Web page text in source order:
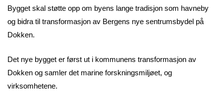
Bygget skal støtte opp om byens lange tradisjon som havneby
og bidra til transformasjon av Bergens nye sentrumsbydel på
Dokken.
Det nye bygget er først ut i kommunens transformasjon av
Dokken og samler det marine forskningsmiljøet, og
virksomhetene.